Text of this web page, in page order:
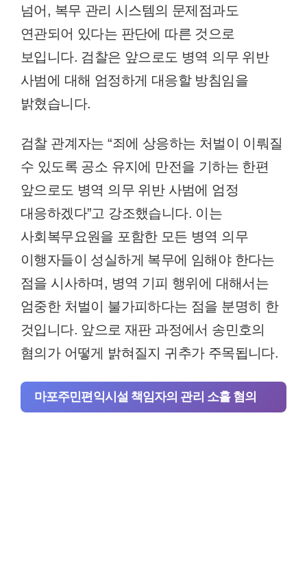
넘어, 복무 관리 시스템의 문제점과도
연관되어 있다는 판단에 따른 것으로
보입니다. 검찰은 앞으로도 병역 의무 위반
사범에 대해 엄정하게 대응할 방침임을
밝혔습니다.
검찰 관계자는 “죄에 상응하는 처벌이 이뤄질
수 있도록 공소 유지에 만전을 기하는 한편
앞으로도 병역 의무 위반 사범에 엄정
대응하겠다”고 강조했습니다. 이는
사회복무요원을 포함한 모든 병역 의무
이행자들이 성실하게 복무에 임해야 한다는
점을 시사하며, 병역 기피 행위에 대해서는
엄중한 처벌이 불가피하다는 점을 분명히 한
것입니다. 앞으로 재판 과정에서 송민호의
혐의가 어떻게 밝혀질지 귀추가 주목됩니다.
마포주민편익시설 책임자의 관리 소홀 혐의